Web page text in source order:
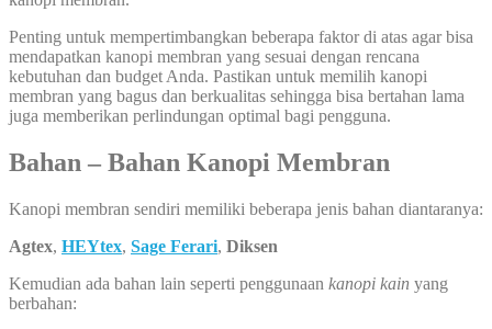
Penting untuk mempertimbangkan beberapa faktor di atas agar bisa
mendapatkan kanopi membran yang sesuai dengan rencana
kebutuhan dan budget Anda. Pastikan untuk memilih kanopi
membran yang bagus dan berkualitas sehingga bisa bertahan lama
juga memberikan perlindungan optimal bagi pengguna.
Bahan – Bahan Kanopi Membran
Kanopi membran sendiri memiliki beberapa jenis bahan diantaranya:
Agtex, HEYtex, Sage Ferari, Diksen
Kemudian ada bahan lain seperti penggunaan kanopi kain yang
berbahan: